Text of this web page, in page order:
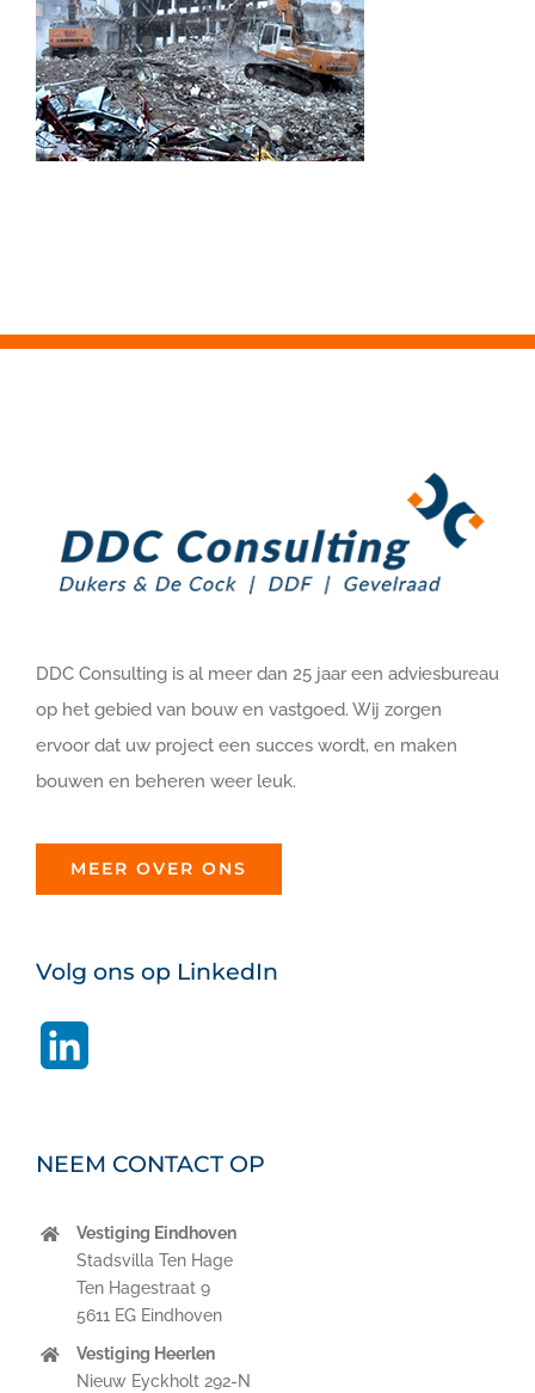
DDC Consulting is al meer dan 25 jaar een adviesbureau
op het gebied van bouw en vastgoed. Wij zorgen
ervoor dat uw project een succes wordt, en maken
bouwen en beheren weer leuk.
MEER OVER ONS
Volg ons op LinkedIn
NEEM CONTACT OP
Vestiging Eindhoven
Stadsvilla Ten Hage
Ten Hagestraat 9
5611 EG Eindhoven
Vestiging Heerlen
Nieuw Eyckholt 292-N